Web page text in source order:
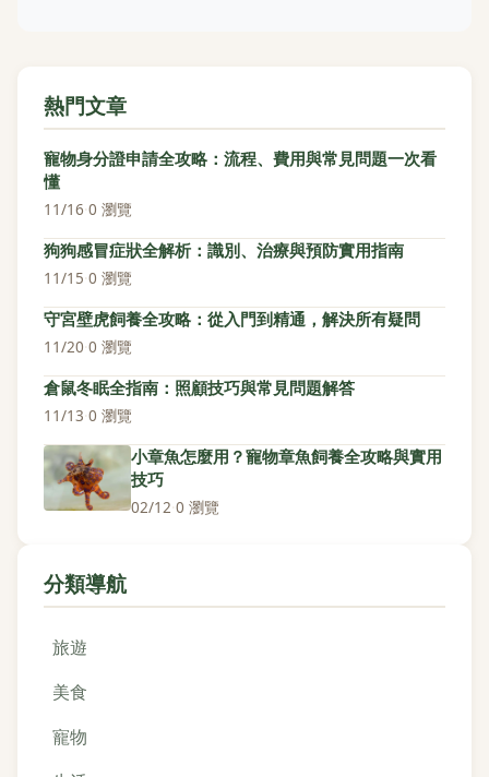
熱門文章
寵物身分證申請全攻略：流程、費用與常見問題一次看
懂
11/16·0 瀏覽
狗狗感冒症狀全解析：識別、治療與預防實用指南
11/15·0 瀏覽
守宮壁虎飼養全攻略：從入門到精通，解決所有疑問
11/20·0 瀏覽
倉鼠冬眠全指南：照顧技巧與常見問題解答
11/13·0 瀏覽
小章魚怎麼用？寵物章魚飼養全攻略與實用
技巧
02/12·0 瀏覽
分類導航
旅遊
美食
寵物